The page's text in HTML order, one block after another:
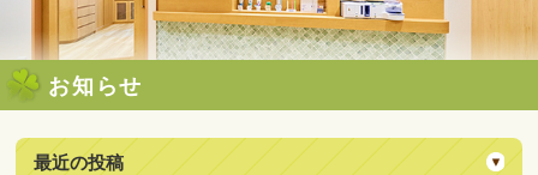
お知らせ
最近の投稿